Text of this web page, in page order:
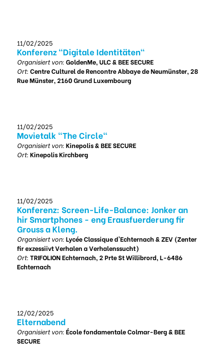
11/02/2025
Konferenz "Digitale Identitäten"
Organisiert von: GoldenMe, ULC & BEE SECURE
Ort: Centre Culturel de Rencontre Abbaye de Neumünster, 28
Rue Münster, 2160 Grund Luxembourg
11/02/2025
Movietalk "The Circle"
Organisiert von: Kinepolis & BEE SECURE
Ort: Kinepolis Kirchberg
11/02/2025
Konferenz: Screen-Life-Balance: Jonker an
hir Smartphones - eng Erausfuerderung fir
Grouss a Kleng.
Organisiert von: Lycée Classique d'Echternach & ZEV (Zenter
fir exzessiivt Verhalen a Verhalenssucht)
Ort: TRIFOLION Echternach, 2 Prte St Willibrord, L-6486
Echternach
12/02/2025
Elternabend
Organisiert von: École fondamentale Colmar-Berg & BEE
SECURE